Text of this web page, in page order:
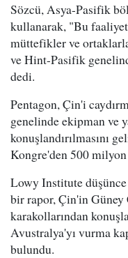
Sözcü, Asya-Pasifik
kullanarak, "Bu
müttefikler ve
ve Hint-Pasifik
dedi.
Pentagon, Çin'i
genelinde ekipman ve
konuşlandırılmasını
Kongre'den 500
Lowy Institute düşünce
bir rapor, Çin'in
karakollarından
Avustralya'yı vurma
bulundu.